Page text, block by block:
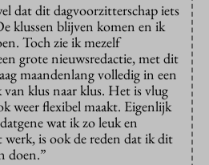
dat dit dagvoorzitterschap iets
klussen blijven komen en ik
Toch zie ik mezelf
grote nieuwsredactie, met dit
maandenlang volledig in een
klus naar klus. Het is vlug
weer flexibel maakt. Eigenlijk
wat ik zo leuk en
is ook de reden dat ik dit
doen.”